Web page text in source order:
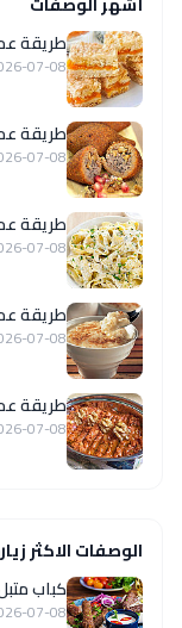
طريقة
07-08
طريقة
07-08
طريقة
07-08
طريقة عمل
07-08
طريقة
07-08
الوصفات الاكثر
كباب
07-08